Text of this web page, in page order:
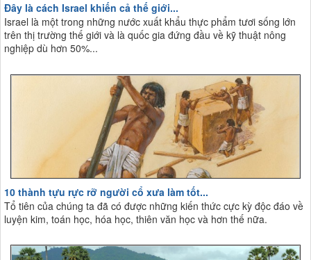
Đây là cách Israel khiến cả thế giới...
Israel là một trong những nước xuất khẩu thực phẩm tươi sống lớn
trên thị trường thế giới và là quốc gia đứng đầu về kỹ thuật nông
nghiệp dù hơn 50%...
10 thành tựu rực rỡ người cổ xưa làm tốt...
Tổ tiên của chúng ta đã có được những kiến thức cực kỳ độc đáo về
luyện kim, toán học, hóa học, thiên văn học và hơn thế nữa.